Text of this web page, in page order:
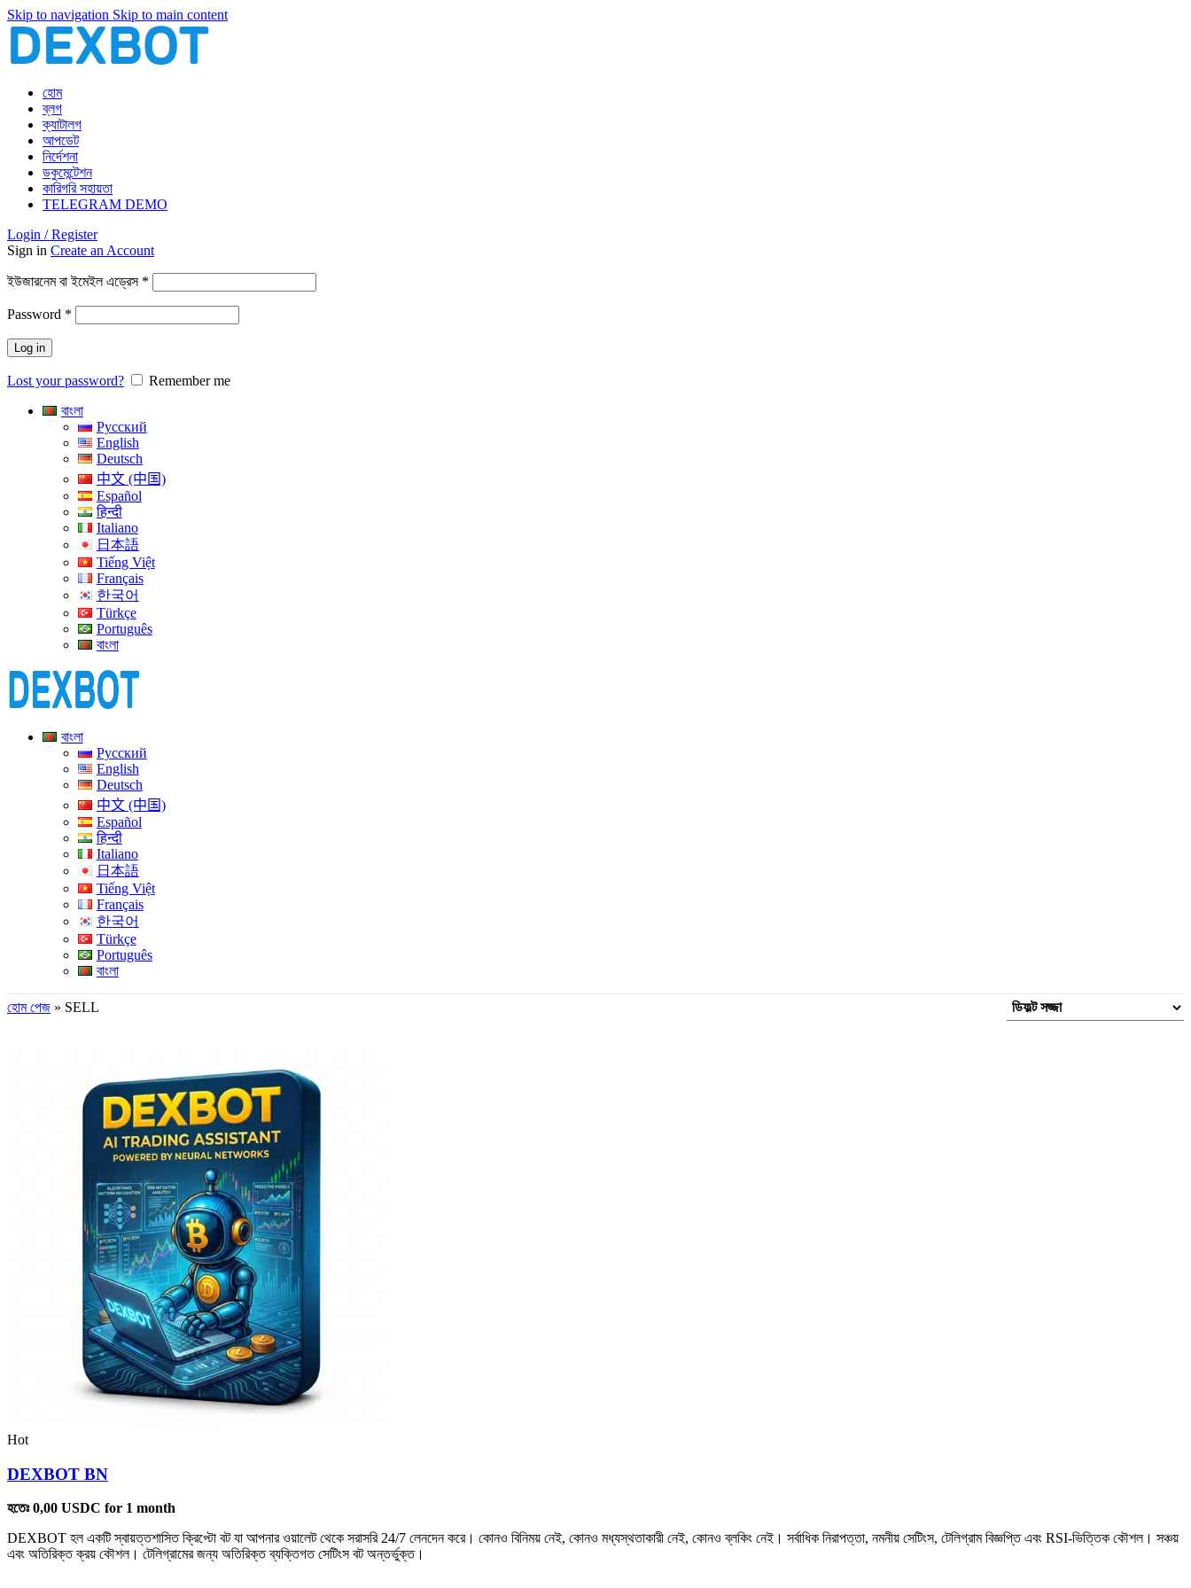
Skip to navigation Skip to main content
হোম
ব্লগ
ক্যাটালগ
আপডেট
নির্দেশনা
ডকুমেন্টেশন
কারিগরি সহায়তা
TELEGRAM DEMO
Login / Register
Sign in Create an Account
ইউজারনেম বা ইমেইল এড্রেস *
Password *
Log in
Lost your password?
Remember me
বাংলা
Русский
English
Deutsch
中文 (中国)
Español
हिन्दी
Italiano
日本語
Tiếng Việt
Français
한국어
Türkçe
Português
বাংলা
বাংলা
Русский
English
Deutsch
中文 (中国)
Español
हिन्दी
Italiano
日本語
Tiếng Việt
Français
한국어
Türkçe
Português
বাংলা
হোম পেজ » SELL
Hot
DEXBOT BN
হতেঃ0,00 USDC for 1 month
DEXBOT হল একটি স্বায়ত্তশাসিত ক্রিপ্টো বট যা আপনার ওয়ালেট থেকে সরাসরি 24/7 লেনদেন করে। কোনও বিনিময় নেই, কোনও মধ্যস্থতাকারী নেই, কোনও ব্লকিং নেই। সর্বাধিক নিরাপত্তা, নমনীয় সেটিংস, টেলিগ্রাম বিজ্ঞপ্তি এবং RSI-ভিত্তিক কৌশল। সঞ্চয়
এবং অতিরিক্ত ক্রয় কৌশল। টেলিগ্রামের জন্য অতিরিক্ত ব্যক্তিগত সেটিংস বট অন্তর্ভুক্ত।